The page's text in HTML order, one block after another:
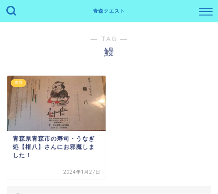
青森クエスト
― TAG ―
鰻
寿司
青森県青森市の寿司・うなぎ
処【権八】さんにお邪魔しま
した！
2024年1月27日